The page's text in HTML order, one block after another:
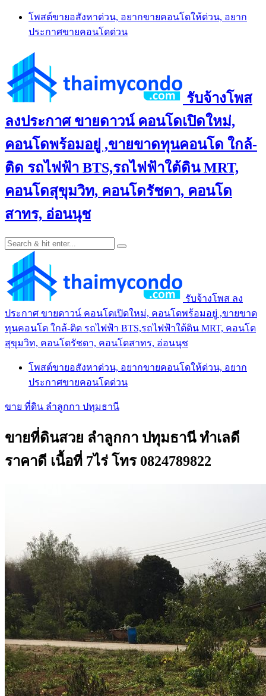
Skip
content
โพสต์ขายอสังหาด่วน, อยากขายคอนโดให้ด่วน, อยาก
ประกาศขายคอนโดด่วน
รับจ้างโพส
ลงประกาศ ขายดาวน์ คอนโดเปิดใหม่,
คอนโดพร้อมอยู่ ,ขายขาดทุนคอนโด ใกล้-
ติด รถไฟฟ้า BTS,รถไฟฟ้าใต้ดิน MRT,
คอนโดสุขุมวิท, คอนโดรัชดา, คอนโด
สาทร, อ่อนนุช
รับจ้างโพส ลง
ประกาศ ขายดาวน์ คอนโดเปิดใหม่, คอนโดพร้อมอยู่ ,ขายขาด
ทุนคอนโด ใกล้-ติด รถไฟฟ้า BTS,รถไฟฟ้าใต้ดิน MRT, คอนโด
สุขุมวิท, คอนโดรัชดา, คอนโดสาทร, อ่อนนุช
โพสต์ขายอสังหาด่วน, อยากขายคอนโดให้ด่วน, อยาก
ประกาศขายคอนโดด่วน
ขาย ที่ดิน ลำลูกกา ปทุมธานี
ขายที่ดินสวย ลำลูกกา ปทุมธานี ทำเลดี
ราคาดี เนื้อที่ 7ไร่ โทร 0824789822